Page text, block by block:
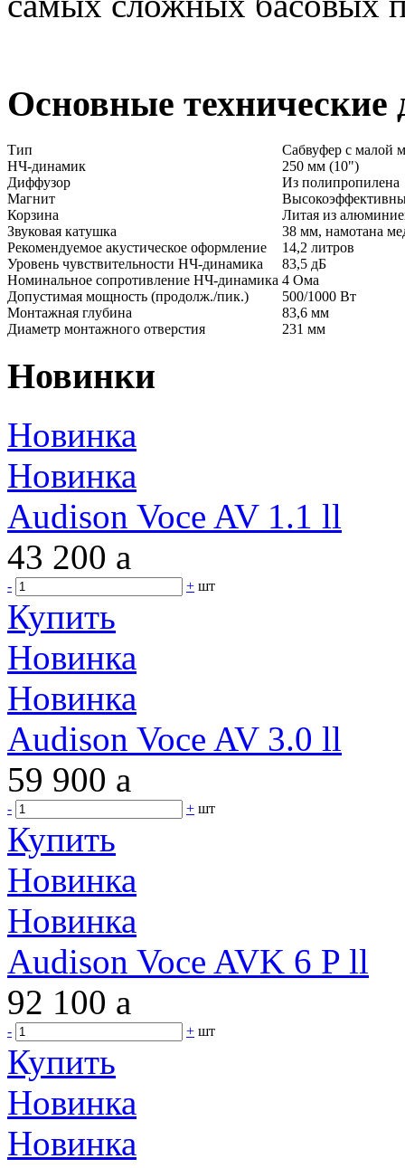
Основные технические
Тип
Сабвуфер с малой
НЧ-динамик
250 мм (10")
Диффузор
Из полипропилена
Магнит
Корзина
Литая из
Звуковая катушка
38 мм, намотана
Рекомендуемое акустическое оформление
14,2 литров
Уровень чувствительности НЧ-динамика
83,5 дБ
Номинальное сопротивление НЧ-динамика 4 Ома
Допустимая мощность (продолж./пик.)
500/1000 Вт
Монтажная глубина
83,6 мм
Диаметр монтажного отверстия
231 мм
Новинки
Новинка
Новинка
Audison Voce AV 1.1 ll
43 200 a
- + шт
Купить
Новинка
Новинка
Audison Voce AV 3.0 ll
59 900 a
- + шт
Купить
Новинка
Новинка
Audison Voce AVK 6 P ll
92 100 a
- + шт
Купить
Новинка
Новинка